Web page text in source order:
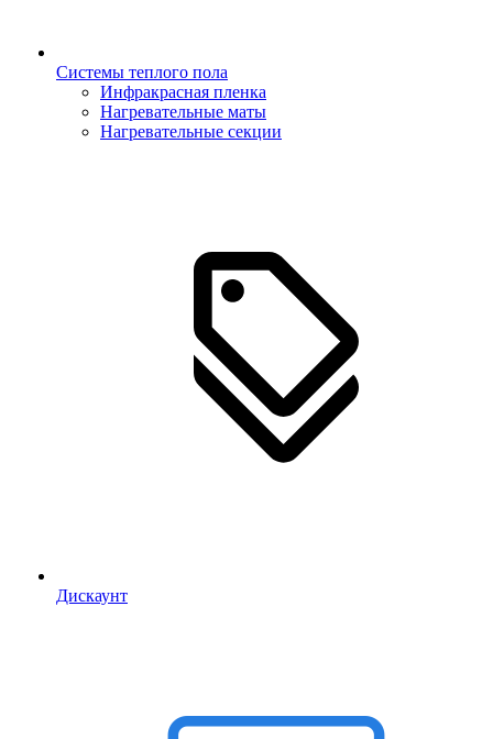
Системы теплого пола
Инфракрасная пленка
Нагревательные маты
Нагревательные секции
Дискаунт